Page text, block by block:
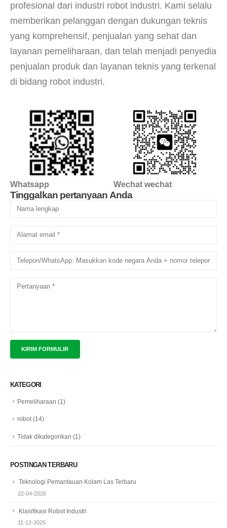
profesional dari industri robot industri. Kami selalu
memberikan pelanggan dengan dukungan teknis
yang komprehensif, penjualan yang sehat dan
layanan pemeliharaan, dan telah menjadi penyedia
penjualan produk dan layanan teknis yang terkenal
di bidang robot industri.
Whatsapp Wechat wechat
Tinggalkan pertanyaan Anda
KATEGORI
Pemeliharaan (1)
robot(14)
Tidak dikategorikan (1)
POSTINGAN TERBARU
Teknologi Pemantauan Kolam Las Terbaru
22-04-2026
Klasifikasi Robot Industri
11-12-2025